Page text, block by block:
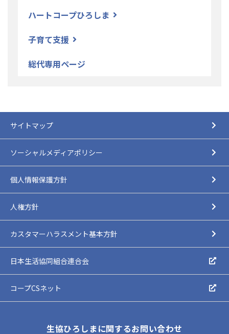
ハートコープひろしま
子育て支援
総代専用ページ
サイトマップ
ソーシャルメディアポリシー
個人情報保護方針
人権方針
カスタマーハラスメント基本方針
日本生活協同組合連合会
コープCSネット
生協ひろしまに関するお問い合わせ